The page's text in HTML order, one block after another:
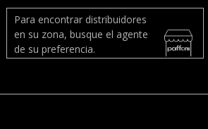
Para encontrar distribuidores
en su zona, busque el agente
de su preferencia.